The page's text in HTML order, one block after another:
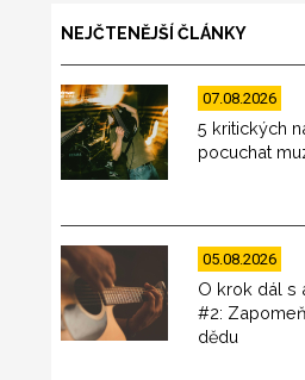
NEJČTENĚJŠÍ ČLÁNKY
07.08.2026
5 kritických
pocuchat
05.08.2026
O krok dál s
#2:
dědu